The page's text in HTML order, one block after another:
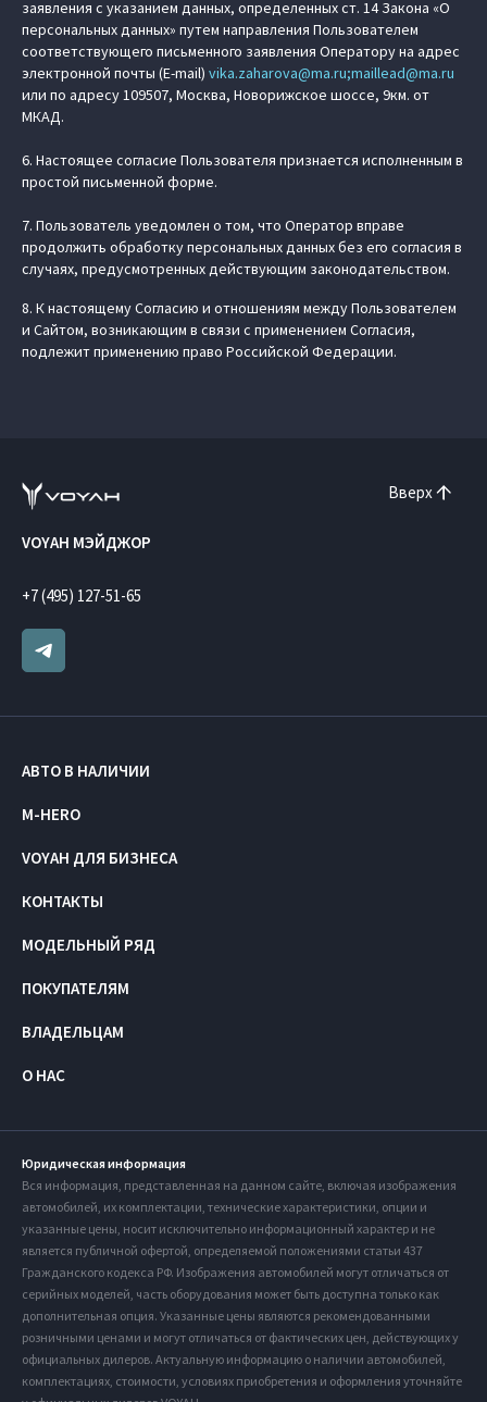
заявления с указанием данных, определенных ст. 14 Закона «О
персональных данных» путем направления Пользователем
соответствующего письменного заявления Оператору на адрес
электронной почты (E-mail) vika.zaharova@ma.ru;maillead@ma.ru
или по адресу 109507, Москва, Новорижское шоссе, 9км. от
МКАД.
6. Настоящее согласие Пользователя признается исполненным в
простой письменной форме.
7. Пользователь уведомлен о том, что Оператор вправе
продолжить обработку персональных данных без его согласия в
случаях, предусмотренных действующим законодательством.
8. К настоящему Согласию и отношениям между Пользователем
и Сайтом, возникающим в связи с применением Согласия,
подлежит применению право Российской Федерации.
Вверх
VOYAH МЭЙДЖОР
+7 (495) 127-51-65
АВТО В НАЛИЧИИ
M-HERO
VOYAH ДЛЯ БИЗНЕСА
КОНТАКТЫ
МОДЕЛЬНЫЙ РЯД
ПОКУПАТЕЛЯМ
ВЛАДЕЛЬЦАМ
О НАС
Юридическая информация
Вся информация, представленная на данном сайте, включая изображения
автомобилей, их комплектации, технические характеристики, опции и
указанные цены, носит исключительно информационный характер и не
является публичной офертой, определяемой положениями статьи 437
Гражданского кодекса РФ. Изображения автомобилей могут отличаться от
серийных моделей, часть оборудования может быть доступна только как
дополнительная опция. Указанные цены являются рекомендованными
розничными ценами и могут отличаться от фактических цен, действующих у
официальных дилеров. Актуальную информацию о наличии автомобилей,
комплектациях, стоимости, условиях приобретения и оформления уточняйте